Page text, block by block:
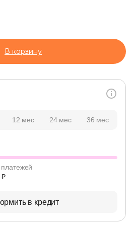
В корзину
12 мес 24 мес 36 мес
₽
в кредит